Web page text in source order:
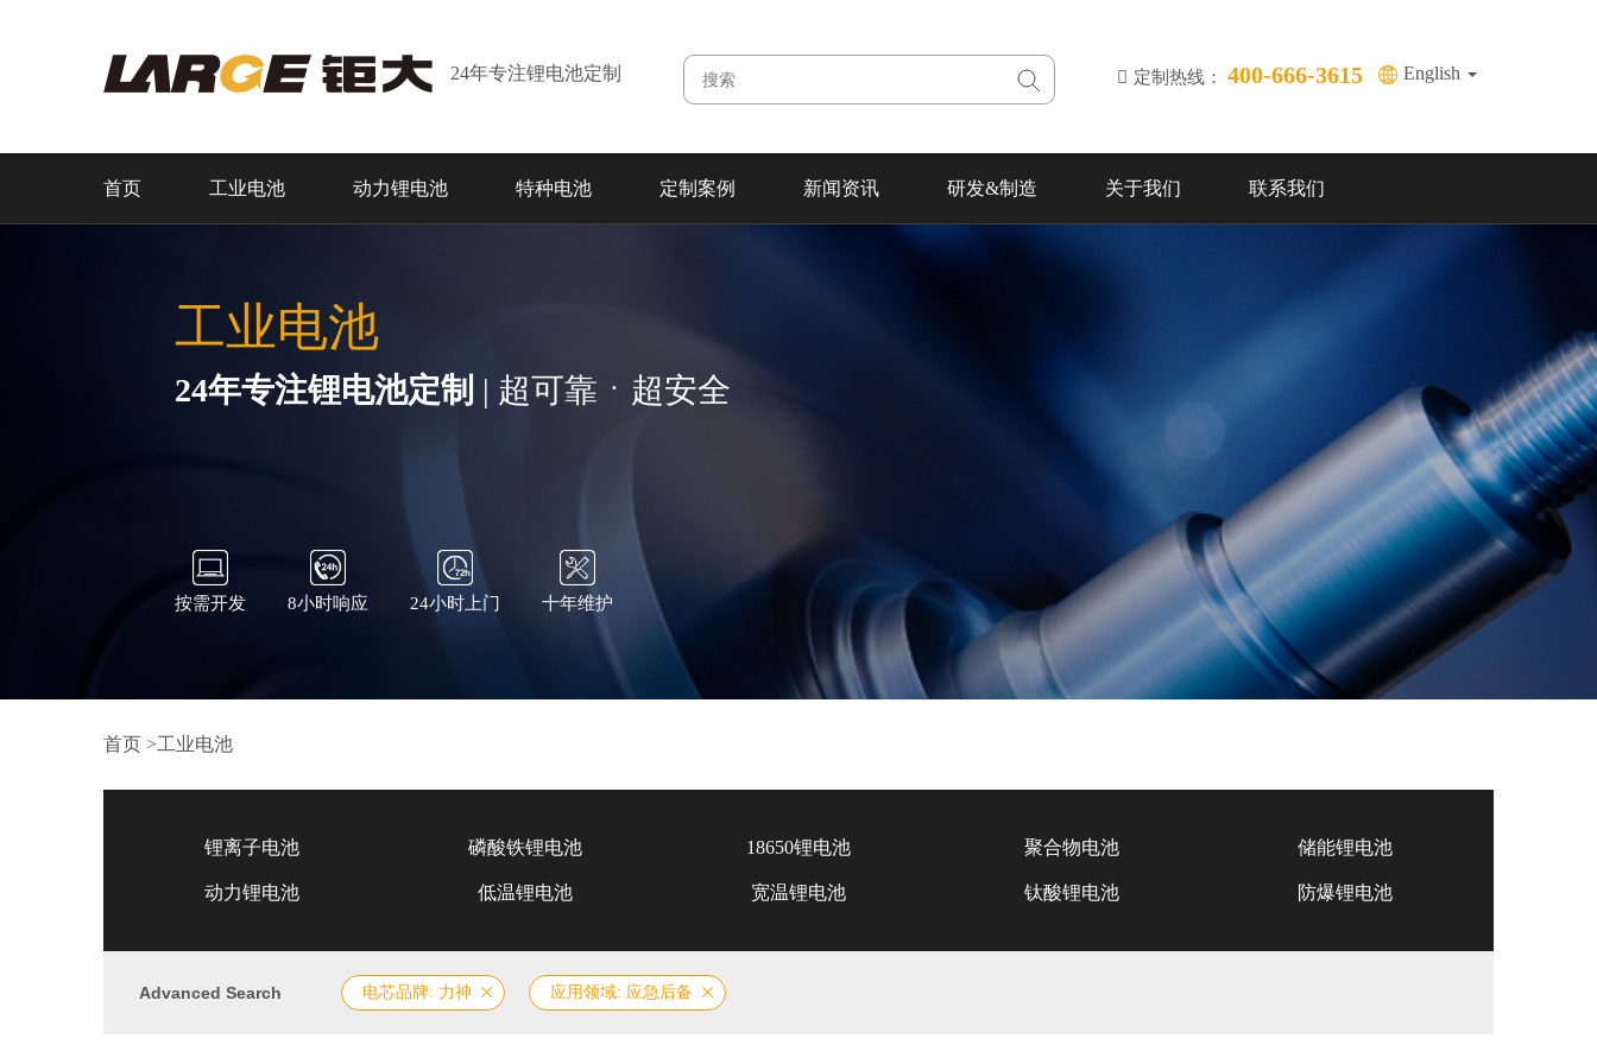
24年专注锂电池定制 定制热线： 400-666-3615 English
首页 工业电池 动力锂电池 特种电池 定制案例 新闻资讯 研发&制造 关于我们 联系我们
工业电池
24年专注锂电池定制 | 超可靠ㆍ超安全
按需开发 8小时响应 24小时上门 十年维护
首页 >工业电池
锂离子电池 磷酸铁锂电池 18650锂电池 聚合物电池 储能锂电池
动力锂电池 低温锂电池 宽温锂电池 钛酸锂电池 防爆锂电池
Advanced Search 电芯品牌: 力神 应用领域: 应急后备